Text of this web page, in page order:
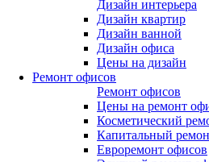
Дизайн интерьера
Дизайн квартир
Дизайн ванной
Дизайн офиса
Цены на дизайн
Ремонт офисов
Ремонт офисов
Цены на ремонт
Косметический
Капитальный
Евроремонт офисов